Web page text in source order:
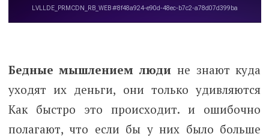
Бедные мышлением люди не знают куда
уходят их деньги, они только удивляются
Как быстро это происходит. и ошибочно
полагают, что если бы у них было больше